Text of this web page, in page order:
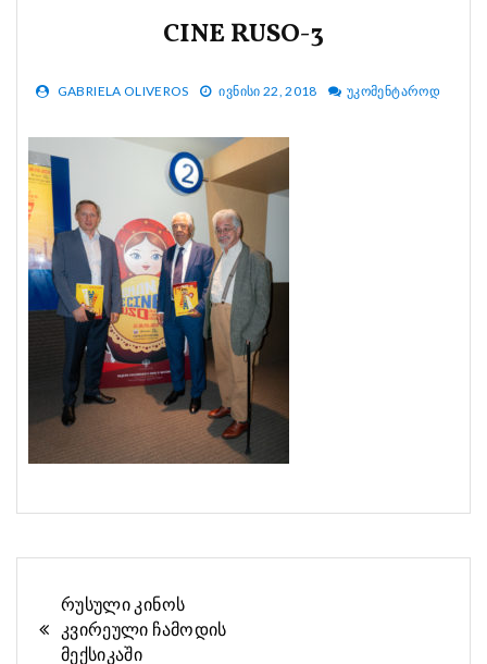
CINE RUSO-3
GABRIELA OLIVEROS ᲘᲕᲜᲘᲡᲘ 22, 2018 ᲣᲙᲝᲛᲔᲜᲢᲐᲠᲝᲓ
ნავიგაციის
პოსტი
რუსული კინოს
კვირეული ჩამოდის
მექსიკაში